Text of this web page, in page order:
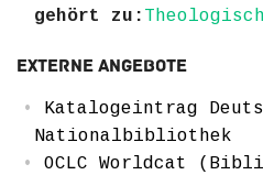
gehört zu:
Externe Angebote
Katalogeintrag
Nationalbibliothek
OCLC Worldcat